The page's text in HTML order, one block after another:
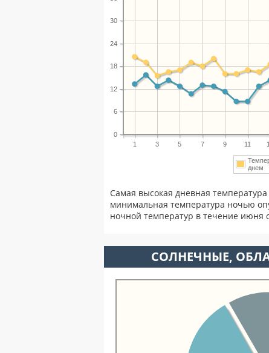
1 3 5 7 9 11
0
6
12
18
24
30
днем
Самая высокая дневная
минимальная температура ночью
ночной температур в течение июня
CОЛНЕЧНЫЕ,